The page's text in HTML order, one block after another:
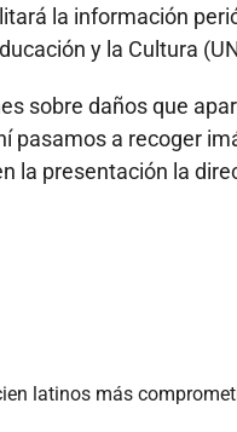
la información
y la Cultura
sobre daños que
pasamos a recoger
la presentación la
latinos más